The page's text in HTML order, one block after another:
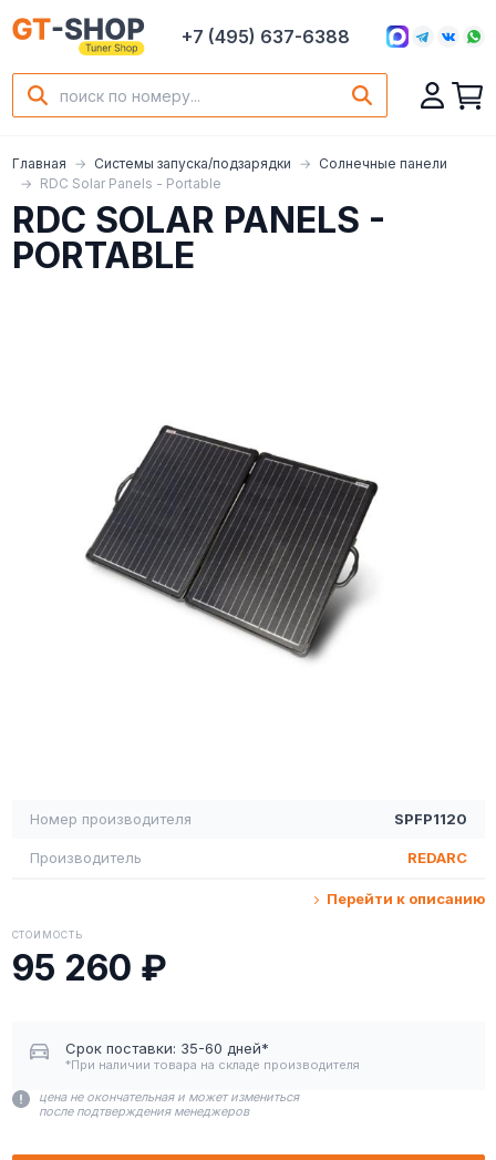
+7 (495) 637-6388
Главная Системы запуска/подзарядки
Солнечные панели
RDC Solar Panels - Portable
RDC SOLAR PANELS -
PORTABLE
Номер производителя SPFP1120
Производитель REDARC
Перейти к описанию
СТОИМОСТЬ
95 260 ₽
Срок поставки: 35-60 дней*
*При наличии товара на складе производителя
цена не окончательная и может измениться
после подтверждения менеджеров